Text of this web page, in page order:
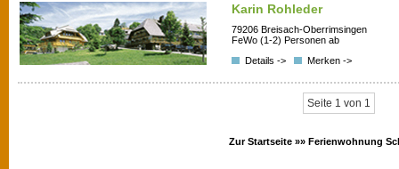
Karin Rohleder
79206 Breisach-Oberrimsingen
FeWo (1-2) Personen ab
Details ->
Merken ->
Seite 1 von 1
Zur Startseite »» Ferienwohnung